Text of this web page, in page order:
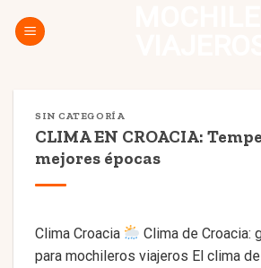
SIN CATEGORÍA
CLIMA EN CROACIA:
mejores épocas
Clima Croacia
Clima de Croacia:
para mochileros viajeros El clima